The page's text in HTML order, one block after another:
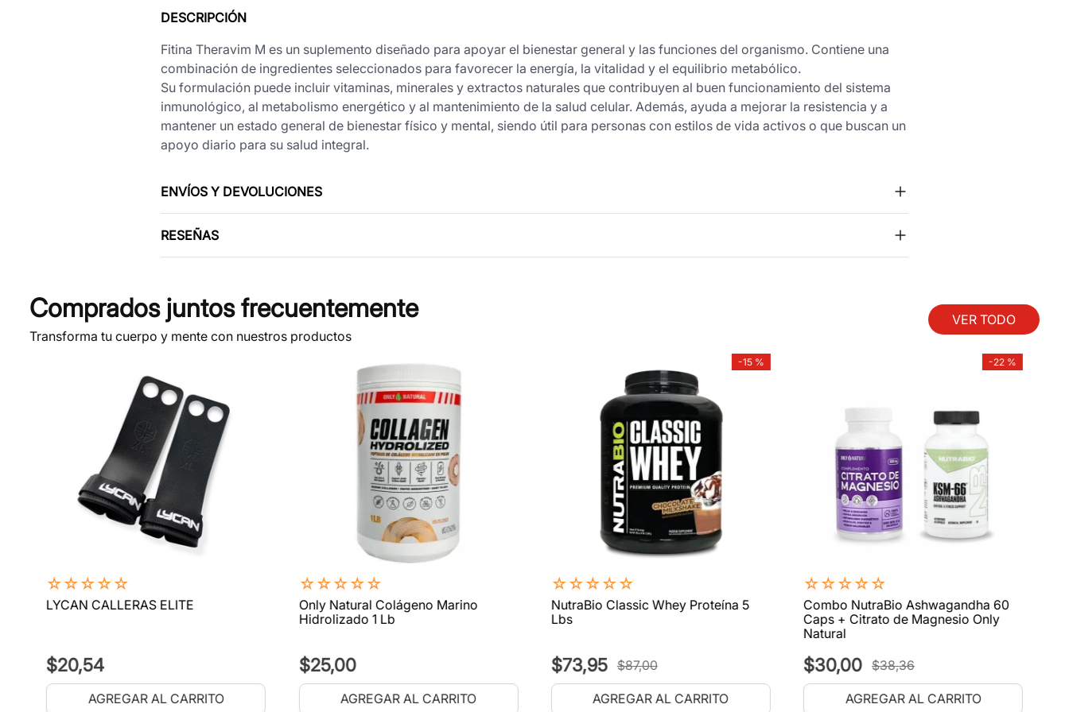
DESCRIPCIÓN
Fitina Theravim M es un suplemento diseñado para apoyar el bienestar general y las funciones del organismo. Contiene una
combinación de ingredientes seleccionados para favorecer la energía, la vitalidad y el equilibrio metabólico.
Su formulación puede incluir vitaminas, minerales y extractos naturales que contribuyen al buen funcionamiento del sistema
inmunológico, al metabolismo energético y al mantenimiento de la salud celular. Además, ayuda a mejorar la resistencia y a
mantener un estado general de bienestar físico y mental, siendo útil para personas con estilos de vida activos o que buscan un
apoyo diario para su salud integral.
ENVÍOS Y DEVOLUCIONES
RESEÑAS
Comprados juntos frecuentemente
Transforma tu cuerpo y mente con nuestros productos
VER TODO
☆☆☆☆☆
LYCAN CALLERAS ELITE
$20,54
AGREGAR AL CARRITO
☆☆☆☆☆
Only Natural Colágeno Marino
Hidrolizado 1 Lb
$25,00
AGREGAR AL CARRITO
-15 %
☆☆☆☆☆
NutraBio Classic Whey Proteína 5
Lbs
$73,95 $87,00
AGREGAR AL CARRITO
-22 %
☆☆☆☆☆
Combo NutraBio Ashwagandha 60
Caps + Citrato de Magnesio Only
Natural
$30,00 $38,36
AGREGAR AL CARRITO